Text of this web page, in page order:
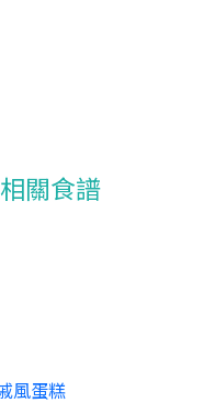
相關食譜